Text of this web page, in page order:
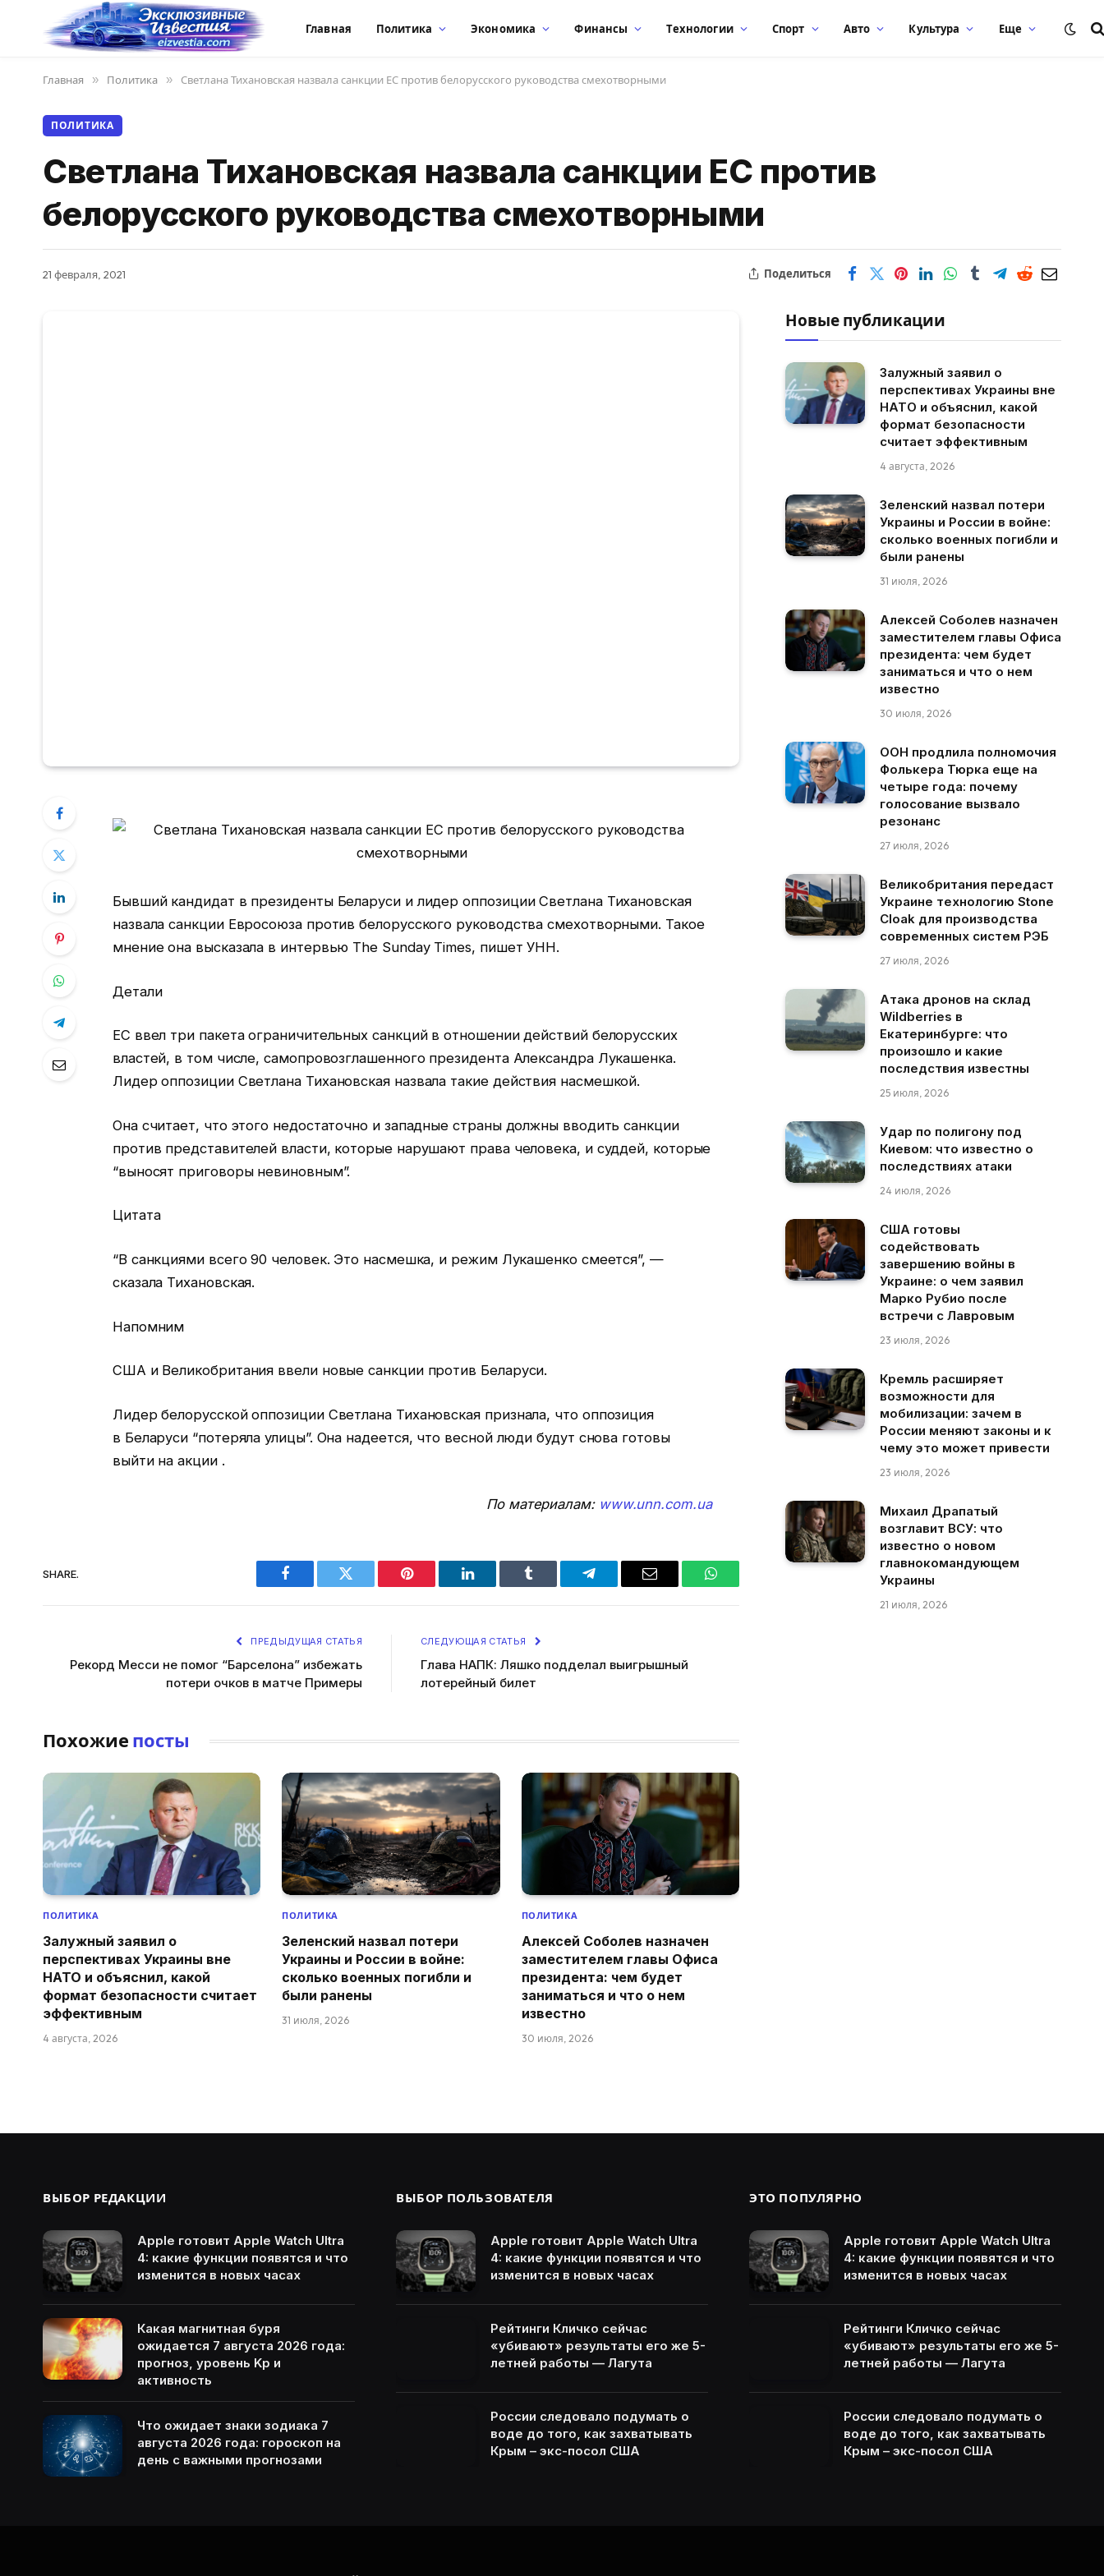
Главная Политика Экономика Финансы Технологии Спорт Авто Культура Еще
Главная » Политика » Светлана Тихановская назвала санкции ЕС против белорусского руководства смехотворными
ПОЛИТИКА
Светлана Тихановская назвала санкции ЕС против
белорусского руководства смехотворными
21 февраля, 2021 Поделиться
Бывший кандидат в президенты Беларуси и лидер оппозиции Светлана Тихановская
назвала санкции Евросоюза против белорусского руководства смехотворными. Такое
мнение она высказала в интервью The Sunday Times, пишет УНН.
Детали
ЕС ввел три пакета ограничительных санкций в отношении действий белорусских
властей, в том числе, самопровозглашенного президента Александра Лукашенка.
Лидер оппозиции Светлана Тихановская назвала такие действия насмешкой.
Она считает, что этого недостаточно и западные страны должны вводить санкции
против представителей власти, которые нарушают права человека, и суддей, которые
“выносят приговоры невиновным”.
Цитата
“В санкциями всего 90 человек. Это насмешка, и режим Лукашенко смеется”, —
сказала Тихановская.
Напомним
США и Великобритания ввели новые санкции против Беларуси.
Лидер белорусской оппозиции Светлана Тихановская признала, что оппозиция
в Беларуси “потеряла улицы”. Она надеется, что весной люди будут снова готовы
выйти на акции .
По материалам: www.unn.com.ua
SHARE.
Facebook Twitter Pinterest LinkedIn Tumblr Telegram Email WhatsApp
ПРЕДЫДУЩАЯ СТАТЬЯ
Рекорд Месси не помог “Барселона” избежать
потери очков в матче Примеры
СЛЕДУЮЩАЯ СТАТЬЯ
Глава НАПК: Ляшко подделал выигрышный
лотерейный билет
Похожие посты
ПОЛИТИКА
Залужный заявил о
перспективах Украины вне
НАТО и объяснил, какой
формат безопасности считает
эффективным
4 августа, 2026
ПОЛИТИКА
Зеленский назвал потери
Украины и России в войне:
сколько военных погибли и
были ранены
31 июля, 2026
ПОЛИТИКА
Алексей Соболев назначен
заместителем главы Офиса
президента: чем будет
заниматься и что о нем
известно
30 июля, 2026
Новые публикации
Залужный заявил о
перспективах Украины вне
НАТО и объяснил, какой
формат безопасности
считает эффективным
4 августа, 2026
Зеленский назвал потери
Украины и России в войне:
сколько военных погибли и
были ранены
31 июля, 2026
Алексей Соболев назначен
заместителем главы Офиса
президента: чем будет
заниматься и что о нем
известно
30 июля, 2026
ООН продлила полномочия
Фолькера Тюрка еще на
четыре года: почему
голосование вызвало
резонанс
27 июля, 2026
Великобритания передаст
Украине технологию Stone
Cloak для производства
современных систем РЭБ
27 июля, 2026
Атака дронов на склад
Wildberries в
Екатеринбурге: что
произошло и какие
последствия известны
25 июля, 2026
Удар по полигону под
Киевом: что известно о
последствиях атаки
24 июля, 2026
США готовы
содействовать
завершению войны в
Украине: о чем заявил
Марко Рубио после
встречи с Лавровым
23 июля, 2026
Кремль расширяет
возможности для
мобилизации: зачем в
России меняют законы и к
чему это может привести
23 июля, 2026
Михаил Драпатый
возглавит ВСУ: что
известно о новом
главнокомандующем
Украины
21 июля, 2026
ВЫБОР РЕДАКЦИИ
Apple готовит Apple Watch Ultra
4: какие функции появятся и что
изменится в новых часах
Какая магнитная буря
ожидается 7 августа 2026 года:
прогноз, уровень Kp и
активность
Что ожидает знаки зодиака 7
августа 2026 года: гороскоп на
день с важными прогнозами
ВЫБОР ПОЛЬЗОВАТЕЛЯ
Apple готовит Apple Watch Ultra
4: какие функции появятся и что
изменится в новых часах
Рейтинги Кличко сейчас
«убивают» результаты его же 5-
летней работы — Лагута
России следовало подумать о
воде до того, как захватывать
Крым – экс-посол США
ЭТО ПОПУЛЯРНО
Apple готовит Apple Watch Ultra
4: какие функции появятся и что
изменится в новых часах
Рейтинги Кличко сейчас
«убивают» результаты его же 5-
летней работы — Лагута
России следовало подумать о
воде до того, как захватывать
Крым – экс-посол США